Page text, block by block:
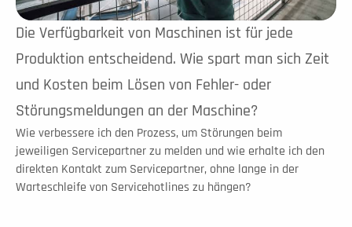
Die Verfügbarkeit von Maschinen ist für jede
Produktion entscheidend. Wie spart man sich Zeit
und Kosten beim Lösen von Fehler- oder
Störungsmeldungen an der Maschine?
Wie verbessere ich den Prozess, um Störungen beim
jeweiligen Servicepartner zu melden und wie erhalte ich den
direkten Kontakt zum Servicepartner, ohne lange in der
Warteschleife von Servicehotlines zu hängen?